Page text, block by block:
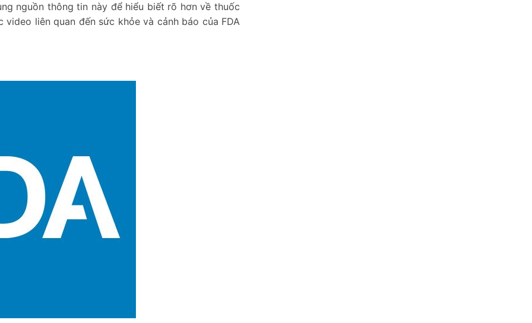
nguồn thông tin này để hiểu biết rõ hơn về thuốc
liên quan đến sức khỏe và cảnh báo của FDA